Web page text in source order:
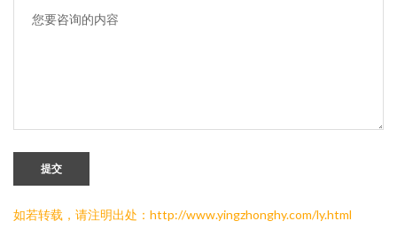
提交
如若转载，请注明出处：http://www.yingzhonghy.com/ly.html